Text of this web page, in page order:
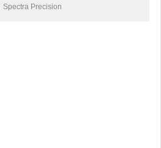
Spectra Precision